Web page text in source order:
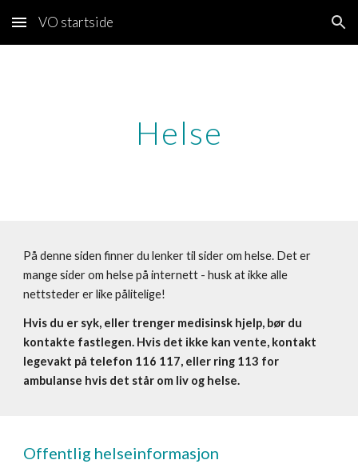
Skip to main content Skip to navigation
VO startside
Helse
På denne siden finner du lenker til sider om helse. Det er
mange sider om helse på internett - husk at ikke alle
nettsteder er like pålitelige!
Hvis du er syk, eller trenger medisinsk hjelp, bør du
kontakte fastlegen. Hvis det ikke kan vente, kontakt
legevakt på telefon 116 117, eller ring 113 for
ambulanse hvis det står om liv og helse.
Offentlig helseinformasjon